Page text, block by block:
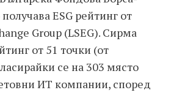
ESG рейтинг от
Group (LSEG). Сирма
от 51 точки (от
се на 303 място
ИТ компании, според